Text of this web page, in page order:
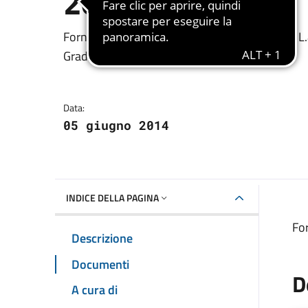
Dettagli della notizia
Fornitura gratuita o semigratuita libri di testo
Graduatoria
Data:
05 giugno 2014
INDICE DELLA PAGINA
Descrizione
Documenti
A cura di